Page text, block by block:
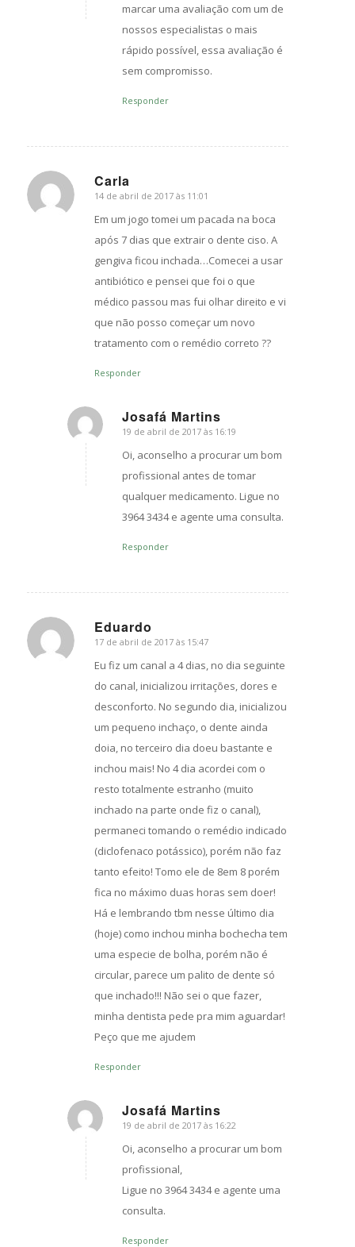
marcar uma avaliação com um de
nossos especialistas o mais
rápido possível, essa avaliação é
sem compromisso.
Responder
Carla
s
ays:
14 de abril de 2017 às 11:01
Em um jogo tomei um pacada na boca
após 7 dias que extrair o dente ciso. A
gengiva ficou inchada…Comecei a usar
antibiótico e pensei que foi o que
médico passou mas fui olhar direito e vi
que não posso começar um novo
tratamento com o remédio correto ??
Responder
Josafá Martins
s
ays:
19 de abril de 2017 às 16:19
Oi, aconselho a procurar um bom
profissional antes de tomar
qualquer medicamento. Ligue no
3964 3434 e agente uma consulta.
Responder
Eduardo
s
ays:
17 de abril de 2017 às 15:47
Eu fiz um canal a 4 dias, no dia seguinte
do canal, inicializou irritações, dores e
desconforto. No segundo dia, inicializou
um pequeno inchaço, o dente ainda
doia, no terceiro dia doeu bastante e
inchou mais! No 4 dia acordei com o
resto totalmente estranho (muito
inchado na parte onde fiz o canal),
permaneci tomando o remédio indicado
(diclofenaco potássico), porém não faz
tanto efeito! Tomo ele de 8em 8 porém
fica no máximo duas horas sem doer!
Há e lembrando tbm nesse último dia
(hoje) como inchou minha bochecha tem
uma especie de bolha, porém não é
circular, parece um palito de dente só
que inchado!!! Não sei o que fazer,
minha dentista pede pra mim aguardar!
Peço que me ajudem
Responder
Josafá Martins
s
ays:
19 de abril de 2017 às 16:22
Oi, aconselho a procurar um bom
profissional,
Ligue no 3964 3434 e agente uma
consulta.
Responder